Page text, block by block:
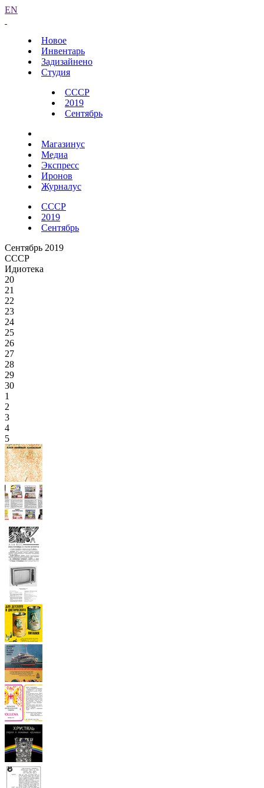
EN
Новое
Инвентарь
Задизайнено
Студия
СССР
2019
Сентябрь
Магазинус
Медиа
Экспресс
Иронов
Журналус
СССР
2019
Сентябрь
Сентябрь 2019
СССР
Идиотека
20
21
22
23
24
25
26
27
28
29
30
1
2
3
4
5